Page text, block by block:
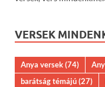
VERSEK
Anya versek(74)
barátság témájú(27)